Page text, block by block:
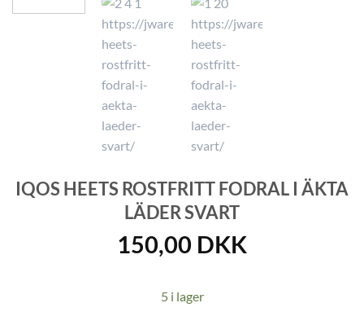
IQOS HEETS ROSTFRITT FODRAL I ÄKTA
LÄDER SVART
150,00 DKK
5 i lager